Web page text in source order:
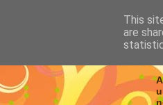
This
are